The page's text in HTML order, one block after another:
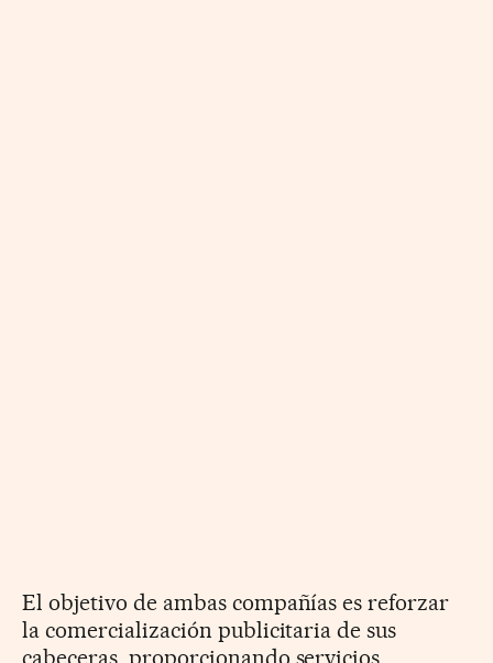
El objetivo de ambas compañías es reforzar
la comercialización publicitaria de sus
cabeceras, proporcionando servicios